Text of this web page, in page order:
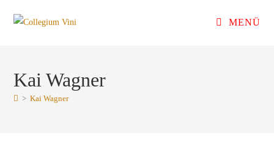
Inhalt
MENÜ
Kai Wagner
> Kai Wagner